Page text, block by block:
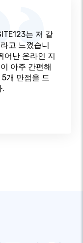
는 저 같
고 느꼈습니
어난 온라인 지
아주 간편해
개 만점을 드
.